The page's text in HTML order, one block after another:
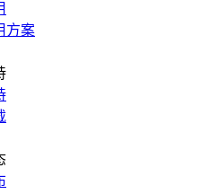
方案